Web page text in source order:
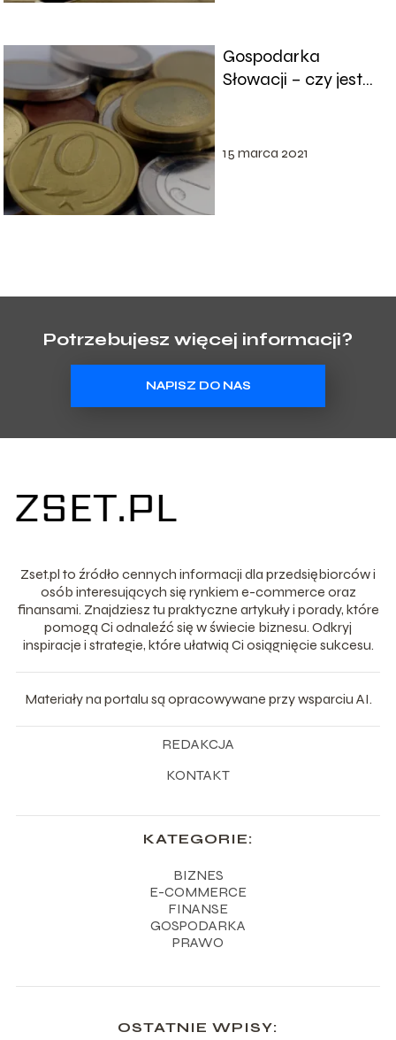
Gospodarka
Słowacji – czy jest
15 marca 2021
Potrzebujesz więcej informacji?
NAPISZ DO NAS
Zset.pl to źródło cennych informacji dla przedsiębiorców i
osób interesujących się rynkiem e-commerce oraz
finansami. Znajdziesz tu praktyczne artykuły i porady, które
pomogą Ci odnaleźć się w świecie biznesu. Odkryj
inspiracje i strategie, które ułatwią Ci osiągnięcie sukcesu.
Materiały na portalu są opracowywane przy wsparciu AI.
REDAKCJA
KONTAKT
KATEGORIE:
BIZNES
E-COMMERCE
FINANSE
GOSPODARKA
PRAWO
OSTATNIE WPISY: